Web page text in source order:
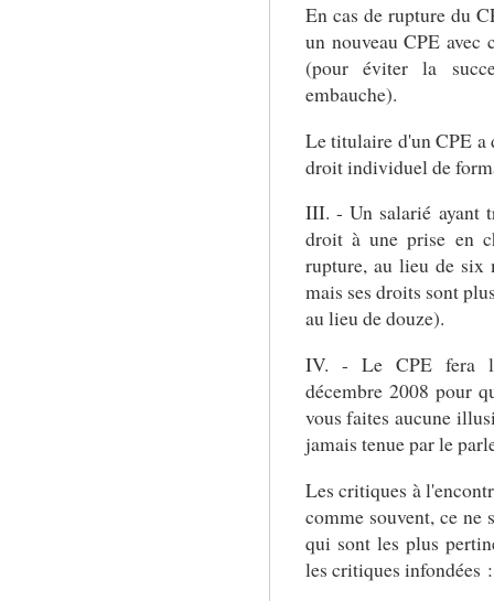
En cas de rupture du
un nouveau CPE avec
(pour éviter la
embauche).
Le titulaire d'un CPE a
droit individuel de
III. - Un salarié ayant
droit à une prise en
rupture, au lieu de
mais ses droits sont
au lieu de douze).
IV. - Le CPE fera
décembre 2008 pour
vous faites aucune
jamais tenue par le
Les critiques à
comme souvent, ce ne
qui sont les plus
les critiques infondées :